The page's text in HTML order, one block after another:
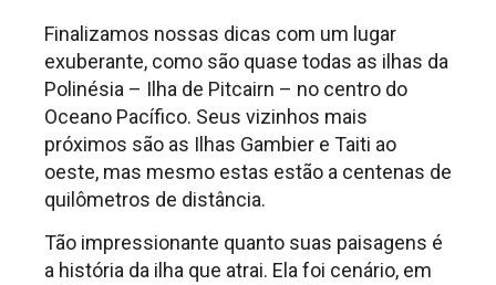
Finalizamos nossas dicas com um lugar
exuberante, como são quase todas as ilhas da
Polinésia – Ilha de Pitcairn – no centro do
Oceano Pacífico. Seus vizinhos mais
próximos são as Ilhas Gambier e Taiti ao
oeste, mas mesmo estas estão a centenas de
quilômetros de distância.
Tão impressionante quanto suas paisagens é
a história da ilha que atrai. Ela foi cenário, em